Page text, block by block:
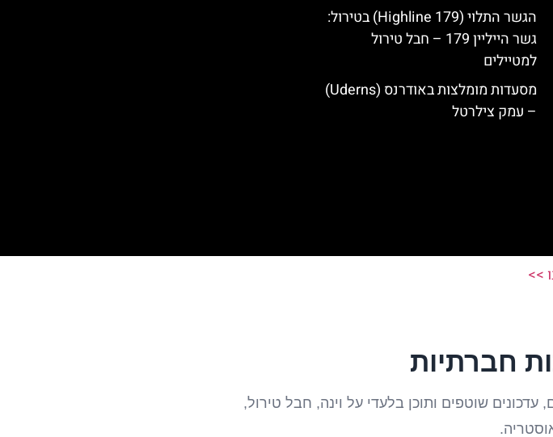
הגשר התלוי (Highline 179) בטירול:
גשר הייליין 179 – חבל טירול
למטיילים
מסעדות מומלצות באודרנס (Uderns)
– עמק צילרטל
>>
חברתיות
שוטפים ותוכן בלעדי על וינה, חבל טירול,